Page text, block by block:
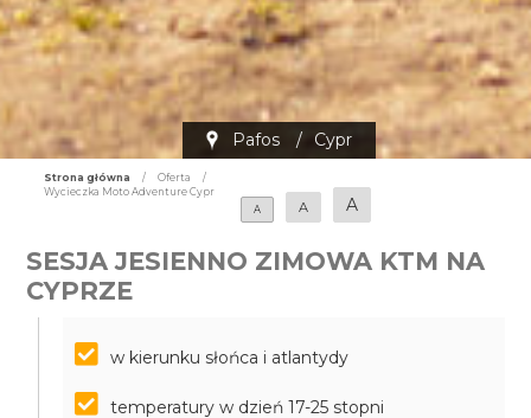
Pafos / Cypr
Strona główna / Oferta
/
Wycieczka Moto Adventure Cypr
A
A A
SESJA JESIENNO ZIMOWA KTM NA
CYPRZE
w kierunku słońca i atlantydy
temperatury w dzień 17-25 stopni